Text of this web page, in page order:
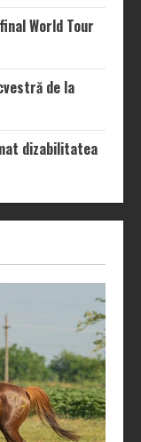
World Tour
de la
dizabilitatea